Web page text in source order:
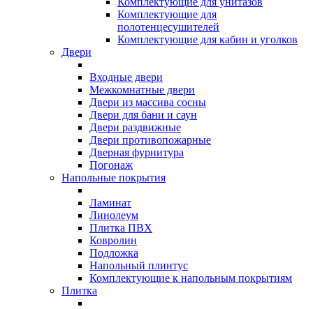
Комплектующие для
полотенцесушителей
Комплектующие для кабин и уголков
Двери
Входные двери
Межкомнатные двери
Двери из массива сосны
Двери для бани и саун
Двери раздвижные
Двери противопожарные
Дверная фурнитура
Погонаж
Напольные покрытия
Ламинат
Линолеум
Плитка ПВХ
Ковролин
Подложка
Напольный плинтус
Комплектующие к напольным покрытиям
Плитка